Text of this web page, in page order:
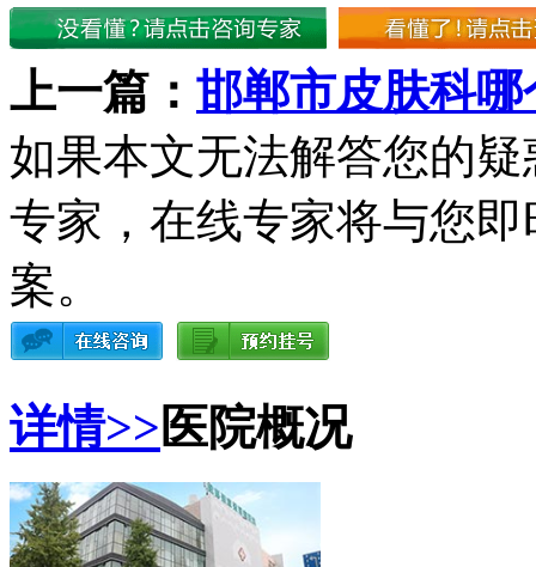
上一篇： 邯郸市皮肤科
如果本文无法解答您的
专家，在线专家将与您
案。
详情>> 医院概况